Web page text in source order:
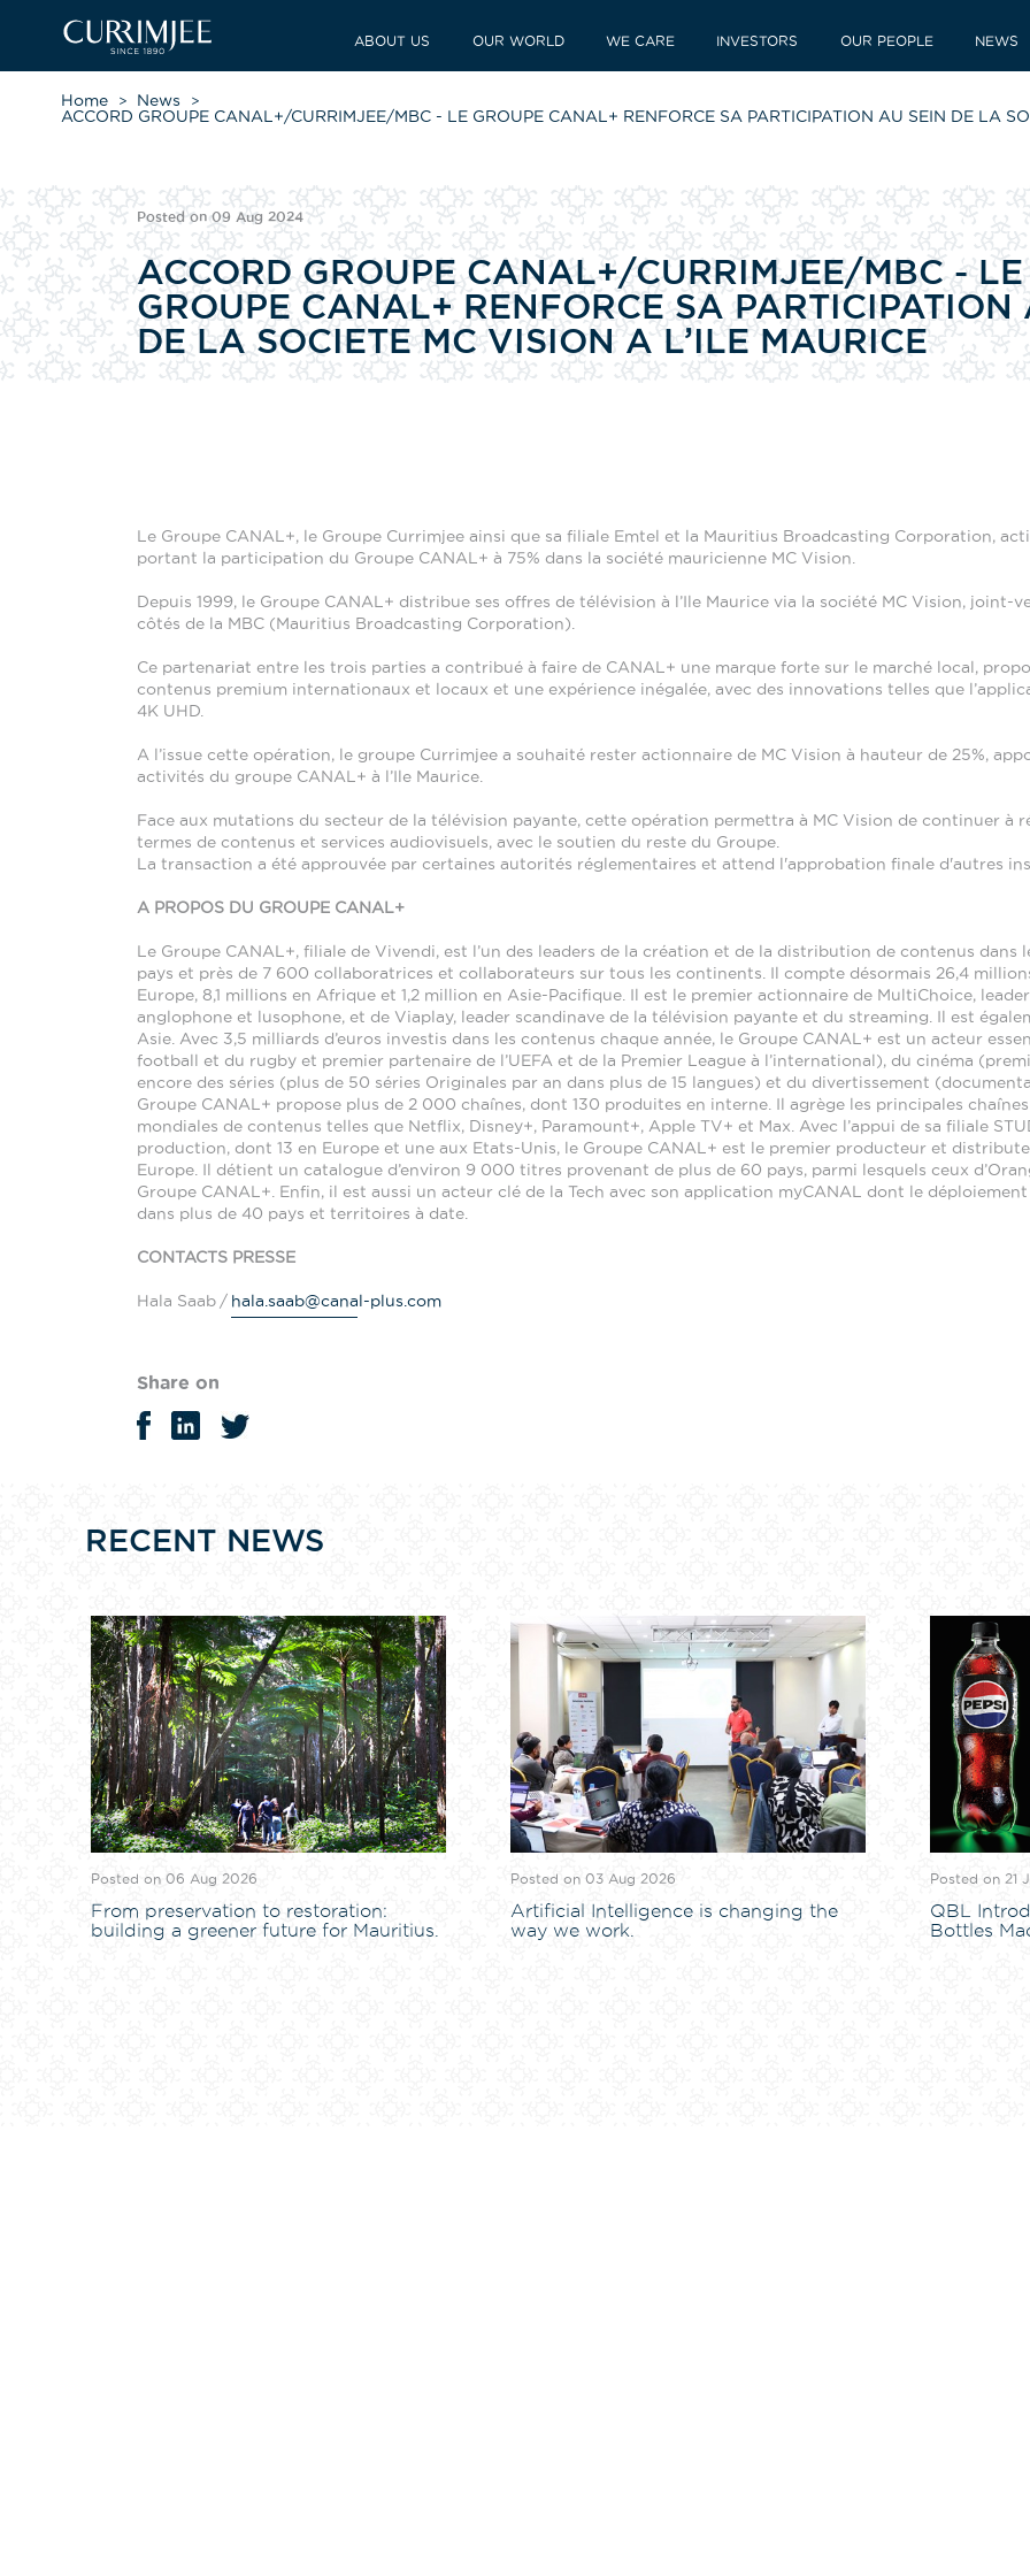
ABOUT US OUR WORLD WE CARE INVESTORS OUR PEOPLE NEWS
Home
News
ACCORD GROUPE CANAL+/CURRIMJEE/MBC - LE GROUPE CANAL+ RENFORCE SA PARTICIPATION AU SEIN DE LA
Posted on 09 Aug 2024
ACCORD GROUPE CANAL+/CURRIMJEE/MBC - LE
GROUPE CANAL+ RENFORCE SA PARTICIPATION
DE LA SOCIETE MC VISION A L’ILE MAURICE
Le Groupe CANAL+, le Groupe Currimjee ainsi que sa filiale Emtel et la Mauritius Broadcasting Corporation,
portant la participation du Groupe CANAL+ à 75% dans la société mauricienne MC Vision.
Depuis 1999, le Groupe CANAL+ distribue ses offres de télévision à l’Ile Maurice via la société MC Vision, joint-
côtés de la MBC (Mauritius Broadcasting Corporation).
Ce partenariat entre les trois parties a contribué à faire de CANAL+ une marque forte sur le marché local,
contenus premium internationaux et locaux et une expérience inégalée, avec des innovations telles que
4K UHD.
A l’issue cette opération, le groupe Currimjee a souhaité rester actionnaire de MC Vision à hauteur de 25%,
activités du groupe CANAL+ à l’Ile Maurice.
Face aux mutations du secteur de la télévision payante, cette opération permettra à MC Vision de continuer à
termes de contenus et services audiovisuels, avec le soutien du reste du Groupe.
La transaction a été approuvée par certaines autorités réglementaires et attend l'approbation finale d'autres
A PROPOS DU GROUPE CANAL+
Le Groupe CANAL+, filiale de Vivendi, est l’un des leaders de la création et de la distribution de contenus dans
pays et près de 7 600 collaboratrices et collaborateurs sur tous les continents. Il compte désormais 26,4
Europe, 8,1 millions en Afrique et 1,2 million en Asie-Pacifique. Il est le premier actionnaire de MultiChoice,
anglophone et lusophone, et de Viaplay, leader scandinave de la télévision payante et du streaming. Il est
Asie. Avec 3,5 milliards d’euros investis dans les contenus chaque année, le Groupe CANAL+ est un acteur
football et du rugby et premier partenaire de l’UEFA et de la Premier League à l’international), du cinéma
encore des séries (plus de 50 séries Originales par an dans plus de 15 langues) et du divertissement
Groupe CANAL+ propose plus de 2 000 chaînes, dont 130 produites en interne. Il agrège les principales
mondiales de contenus telles que Netflix, Disney+, Paramount+, Apple TV+ et Max. Avec l’appui de sa filiale
production, dont 13 en Europe et une aux Etats-Unis, le Groupe CANAL+ est le premier producteur et
Europe. Il détient un catalogue d’environ 9 000 titres provenant de plus de 60 pays, parmi lesquels ceux
Groupe CANAL+. Enfin, il est aussi un acteur clé de la Tech avec son application myCANAL dont le déploiement
dans plus de 40 pays et territoires à date.
CONTACTS PRESSE
Hala Saab / hala.saab@canal-plus.com
Share on
RECENT NEWS
Posted on 06 Aug 2026
From preservation to restoration:
building a greener future for Mauritius.
Posted on 03 Aug 2026
Artificial Intelligence is changing the
way we work.
Posted on 21
QBL
Bottles